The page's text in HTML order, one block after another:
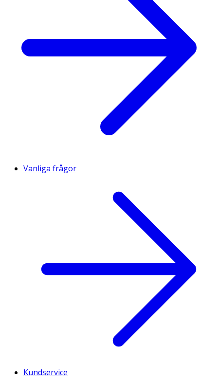
Vanliga frågor
Kundservice